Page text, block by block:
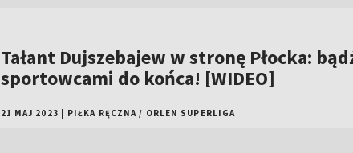
Tałant Dujszebajew w stronę Płocka:
sportowcami do końca! [WIDEO]
21 MAJ 2023 PIŁKA RĘCZNA / ORLEN SUPERLIGA